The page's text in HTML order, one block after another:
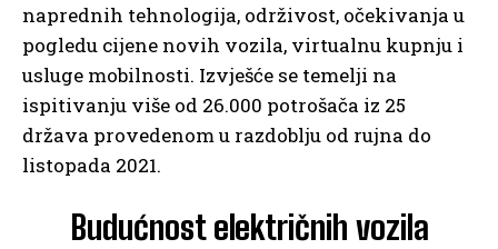
naprednih tehnologija, održivost, očekivanja u
pogledu cijene novih vozila, virtualnu kupnju i
usluge mobilnosti. Izvješće se temelji na
ispitivanju više od 26.000 potrošača iz 25
država provedenom u razdoblju od rujna do
listopada 2021.
Budućnost električnih vozila